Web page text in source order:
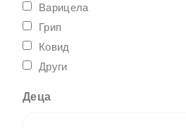
Варицела
Грип
Ковид
Други
Деца